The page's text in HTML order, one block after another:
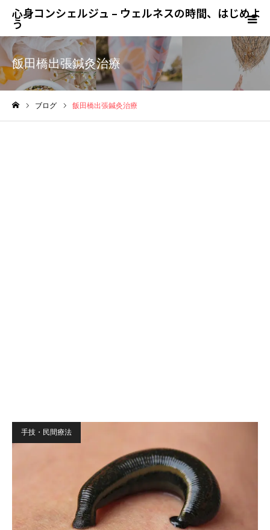
心身コンシェルジュ – ウェルネスの時間、はじめよ
う
飯田橋出張鍼灸治療
ブログ 飯田橋出張鍼灸治療
手技・民間療法